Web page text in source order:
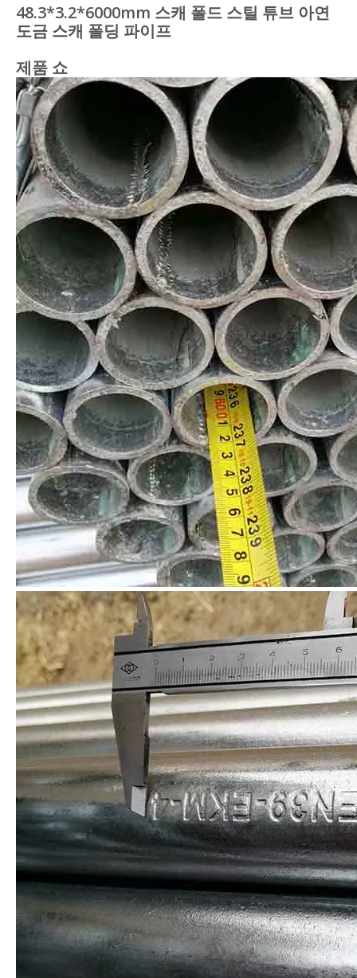
48.3*3.2*6000mm 스캐 폴드 스틸 튜브 아연
도금 스캐 폴딩 파이프
제품 쇼